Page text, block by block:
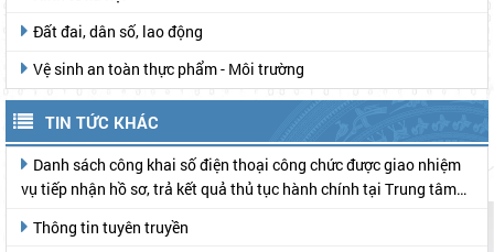
Đất đai, dân số, lao động
Vệ sinh an toàn thực phẩm - Môi trường
TIN TỨC KHÁC
vụ tiếp nhận hồ sơ, trả kết quả thủ tục hành chính tại Trung tâm
Thông tin tuyên truyền